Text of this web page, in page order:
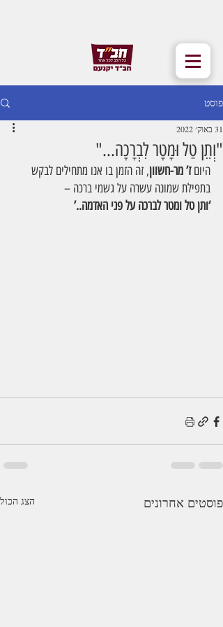
פוסט
"וְתֵן טַל וּמָטָר לִבְרָכָה..."
31 באוק׳ 2022
היום ז’ מר-חשוון, זה הזמן בו אנו מתחילים לבקש
בתפילת שמונה עשרה על גשמי ברכה –
‘ותן טל ומטר לברכה על פני האדמה..’
פוסטים אחרונים הצג הכול